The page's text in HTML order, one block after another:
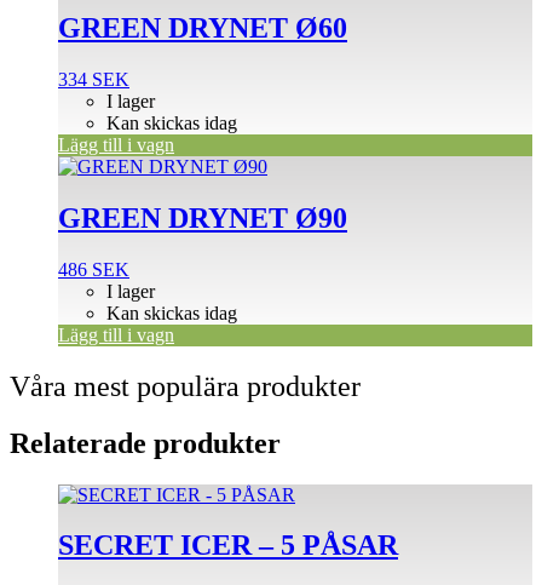
GREEN DRYNET Ø60
334 SEK
I lager
Kan skickas idag
Lägg till i vagn
GREEN DRYNET Ø90
486 SEK
I lager
Kan skickas idag
Lägg till i vagn
Våra mest populära produkter
Relaterade produkter
SECRET ICER – 5 PÅSAR